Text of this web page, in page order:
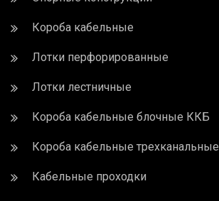
Короба кабельные
Лотки перфорированные
Лотки лестничные
Короба кабельные блочные ККБ
Короба кабельные трехканальные
Кабельные проходки